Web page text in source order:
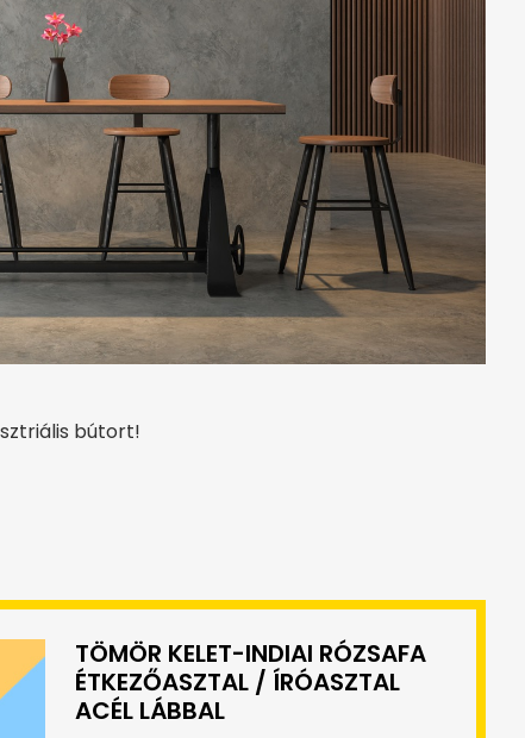
bútort!
TÖMÖR KELET-INDIAI RÓZSAFA
ÉTKEZŐASZTAL / ÍRÓASZTAL
ACÉL LÁBBAL